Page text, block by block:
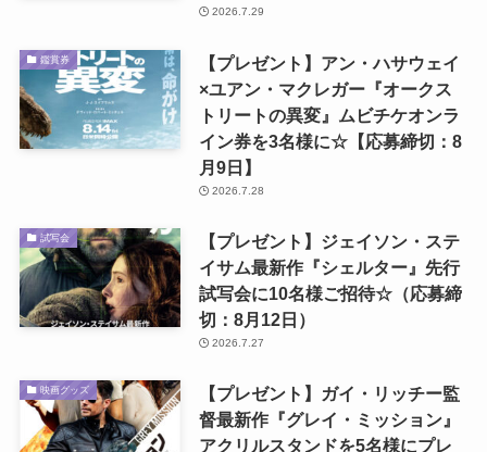
2026.7.29
鑑賞券
【プレゼント】アン・ハサウェイ
×ユアン・マクレガー『オークス
トリートの異変』ムビチケオンラ
イン券を3名様に☆【応募締切：8
月9日】
2026.7.28
試写会
【プレゼント】ジェイソン・ステ
イサム最新作『シェルター』先行
試写会に10名様ご招待☆（応募締
切：8月12日）
2026.7.27
映画グッズ
【プレゼント】ガイ・リッチー監
督最新作『グレイ・ミッション』
アクリルスタンドを5名様にプレ